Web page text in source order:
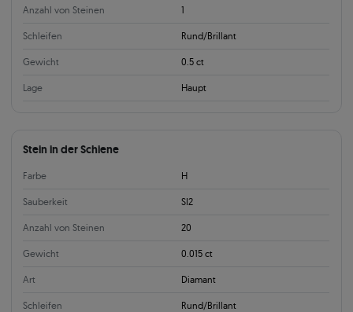
Anzahl von Steinen 1
Schleifen Rund/Brillant
Gewicht 0.5 ct
Lage Haupt
Stein in der Schiene
Farbe H
Sauberkeit SI2
Anzahl von Steinen 20
Gewicht 0.015 ct
Art Diamant
Schleifen Rund/Brillant